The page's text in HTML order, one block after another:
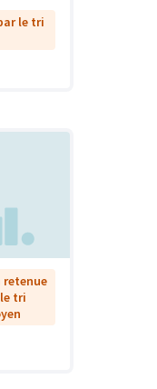
le tri
retenue
tri